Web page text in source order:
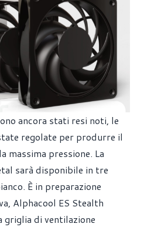
ancora stati resi noti, le
regolate per produrre il
massima pressione. La
sarà disponibile in tre
È in preparazione
Alphacool ES Stealth
griglia di ventilazione